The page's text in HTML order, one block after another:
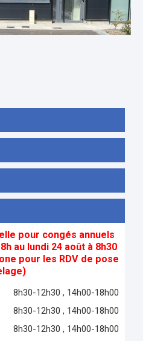
pour congés annuels
au lundi 24 août à 8h30
pour les RDV de pose
8h30-12h30 , 14h00-18h00
8h30-12h30 , 14h00-18h00
8h30-12h30 , 14h00-18h00